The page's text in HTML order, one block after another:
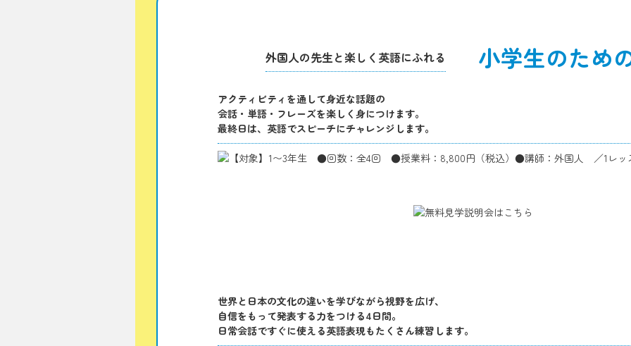
外国人の先生と楽しく英語にふれる 小学生のため
アクティビティを通して身近な話題の
会話・単語・フレーズを楽しく身につけます。
最終日は、英語でスピーチにチャレンジします。
世界と日本の文化の違いを学びながら視野を広げ、
自信をもって発表する力をつける4日間。
日常会話ですぐに使える英語表現もたくさん練習します。